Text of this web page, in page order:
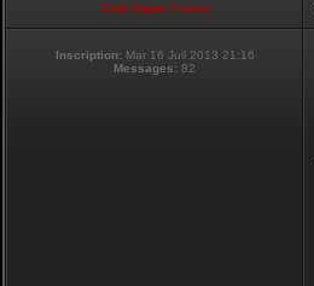
Club Supra France
Inscription: Mar 16 Juil 2013 21:16
Messages: 82